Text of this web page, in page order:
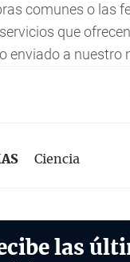
comunes o las
que
enviado a nuestro
Ciencia
las